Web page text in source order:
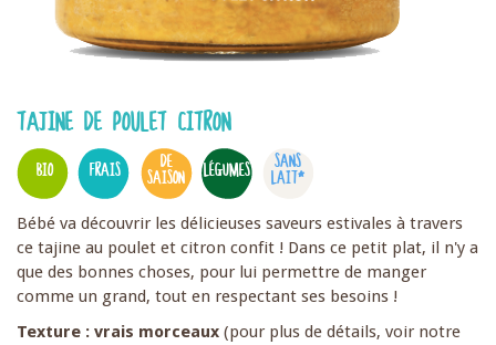
TAJINE DE POULET CITRON
BIO FRAIS
DE
SAISON
LÉGUMES
SANS
LAIT*
Bébé va découvrir les délicieuses saveurs estivales à travers
ce tajine au poulet et citron confit ! Dans ce petit plat, il n'y a
que des bonnes choses, pour lui permettre de manger
comme un grand, tout en respectant ses besoins !
Texture : vrais morceaux (pour plus de détails, voir notre